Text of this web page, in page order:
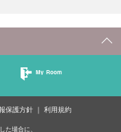
My Room
保護方針 利用規約
場合に、